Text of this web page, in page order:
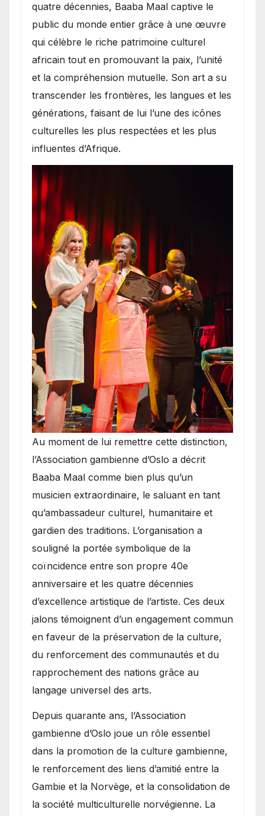
quatre décennies, Baaba Maal captive le
public du monde entier grâce à une œuvre
qui célèbre le riche patrimoine culturel
africain tout en promouvant la paix, l’unité
et la compréhension mutuelle. Son art a su
transcender les frontières, les langues et les
générations, faisant de lui l’une des icônes
culturelles les plus respectées et les plus
influentes d’Afrique.
​Au moment de lui remettre cette distinction,
l’Association gambienne d’Oslo a décrit
Baaba Maal comme bien plus qu’un
musicien extraordinaire, le saluant en tant
qu’ambassadeur culturel, humanitaire et
gardien des traditions. L’organisation a
souligné la portée symbolique de la
coïncidence entre son propre 40e
anniversaire et les quatre décennies
d’excellence artistique de l’artiste. Ces deux
jalons témoignent d’un engagement commun
en faveur de la préservation de la culture,
du renforcement des communautés et du
rapprochement des nations grâce au
langage universel des arts.
​Depuis quarante ans, l’Association
gambienne d’Oslo joue un rôle essentiel
dans la promotion de la culture gambienne,
le renforcement des liens d’amitié entre la
Gambie et la Norvège, et la consolidation de
la société multiculturelle norvégienne. La